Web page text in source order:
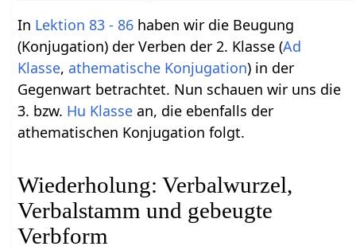
In Lektion 83 - 86 haben wir die Beugung
(Konjugation) der Verben der 2. Klasse (Ad
Klasse, athematische Konjugation) in der
Gegenwart betrachtet. Nun schauen wir uns die
3. bzw. Hu Klasse an, die ebenfalls der
athematischen Konjugation folgt.
Wiederholung: Verbalwurzel,
Verbalstamm und gebeugte
Verbform